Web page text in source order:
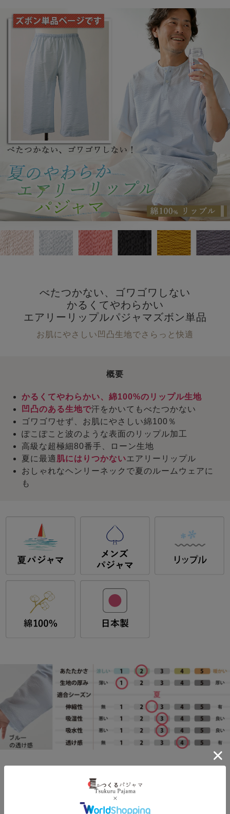
べたつかない、ゴワゴワしない
かるくてやわらかい
エアリーリップルパジャマズボン単品
お肌にやさしい凹凸生地でさらっと快適
概要
かるくてやわらかい、綿100%のリップル生地
凹凸のある生地で汗をかいてもべたつかない
ゴワゴワせず、お肌にやさしい綿100％
ぽこぽこと波のような表面のリップル加工
高級な超極細80番手、ローン生地
夏に最適肌にはりつかないエアリーリップル
おしゃれなヘンリーネックで夏のルームウェアに
も
素材について